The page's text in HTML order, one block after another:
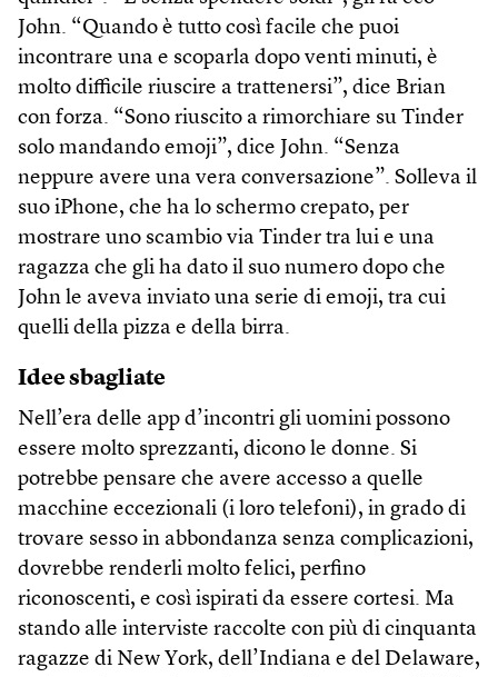
John. “Quando è tutto così facile che puoi
incontrare una e scoparla dopo venti minuti, è
molto difficile riuscire a trattenersi”, dice Brian
con forza. “Sono riuscito a rimorchiare su Tinder
solo mandando emoji”, dice John. “Senza
neppure avere una vera conversazione”. Solleva il
suo iPhone, che ha lo schermo crepato, per
mostrare uno scambio via Tinder tra lui e una
ragazza che gli ha dato il suo numero dopo che
John le aveva inviato una serie di emoji, tra cui
quelli della pizza e della birra.
Idee sbagliate
Nell’era delle app d’incontri gli uomini possono
essere molto sprezzanti, dicono le donne. Si
potrebbe pensare che avere accesso a quelle
macchine eccezionali (i loro telefoni), in grado di
trovare sesso in abbondanza senza complicazioni,
dovrebbe renderli molto felici, perfino
riconoscenti, e così ispirati da essere cortesi. Ma
stando alle interviste raccolte con più di cinquanta
ragazze di New York, dell’Indiana e del Delaware,